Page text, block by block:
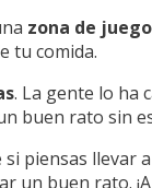
zona de
tu comida.
. La gente lo ha
buen rato sin
si piensas llevar
un buen rato.